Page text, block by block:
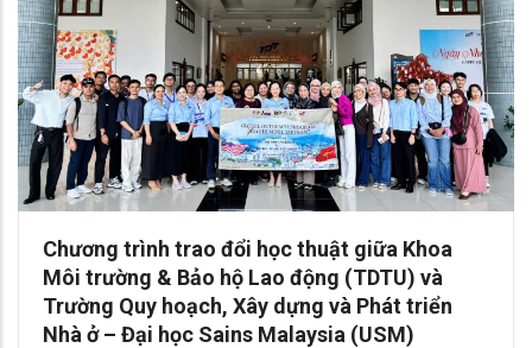
Chương trình trao đổi học thuật giữa Khoa
Môi trường & Bảo hộ Lao động (TDTU) và
Trường Quy hoạch, Xây dựng và Phát triển
Nhà ở – Đại học Sains Malaysia (USM)